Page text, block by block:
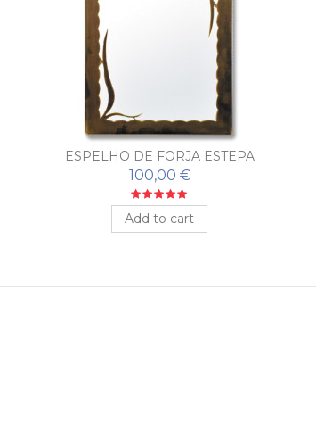
ESPELHO DE FORJA ESTEPA
100,00 €
Add to cart